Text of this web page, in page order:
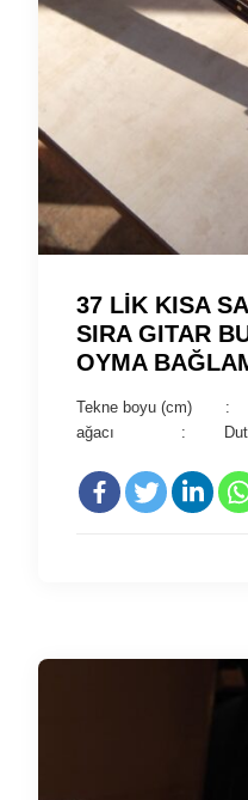
37 LİK KISA
SIRA GITAR
OYMA
Tekne boyu
ağacı : Dut